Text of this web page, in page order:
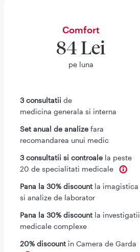
Comfort
84 Lei
pe luna
3 consultatii de
medicina generala si interna
Set anual de analize fara
recomandarea unui medic
3 consultatii si controale la peste
20 de specialitati medicale
Pana la 30% discount la imagistica
si analize de laborator
Pana la 30% discount la investigatii
medicale complexe
20% discount în Camera de Garda